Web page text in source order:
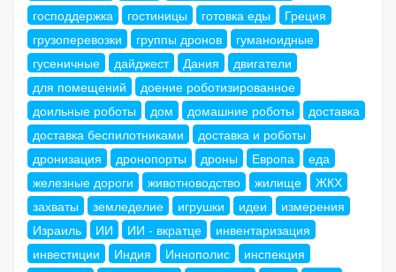
господдержка
гостиницы готовка еды
Греция
грузоперевозки
группы дронов
гуманоидные
гусеничные
дайджест Дания
двигатели
для помещений
доение роботизированное
доильные роботы
дом домашние роботы
доставка
доставка беспилотниками
доставка и роботы
дронизация
дронопорты дроны Европа
еда
железные дороги
животноводство жилище
ЖКХ
захваты
земледелие игрушки идеи
измерения
Израиль
ИИ ИИ - вкратце
инвентаризация
инвестиции
Индия Иннополис
инспекция